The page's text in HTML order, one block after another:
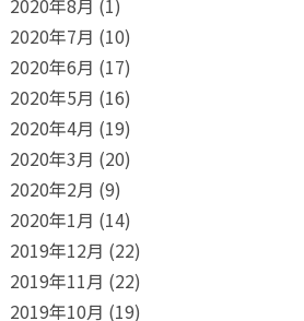
2020年8月 (1)
2020年7月 (10)
2020年6月 (17)
2020年5月 (16)
2020年4月 (19)
2020年3月 (20)
2020年2月 (9)
2020年1月 (14)
2019年12月 (22)
2019年11月 (22)
2019年10月 (19)